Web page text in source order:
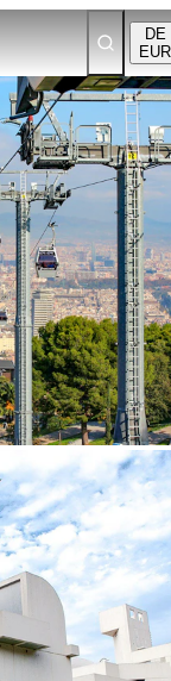
DE
EUR